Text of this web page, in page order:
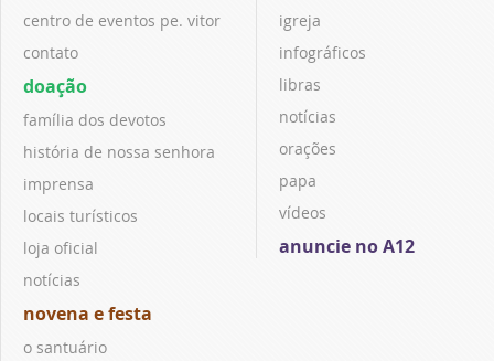
centro de eventos pe. vitor
contato
doação
família dos devotos
história de nossa senhora
imprensa
locais turísticos
loja oficial
notícias
novena e festa
o santuário
igreja
infográficos
libras
notícias
orações
papa
vídeos
anuncie no A12